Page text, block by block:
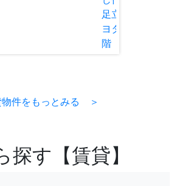
足立区谷在家2 キ
ヨタマンション1
階 12.97坪
物件をもっとみる ＞
探す【賃貸】